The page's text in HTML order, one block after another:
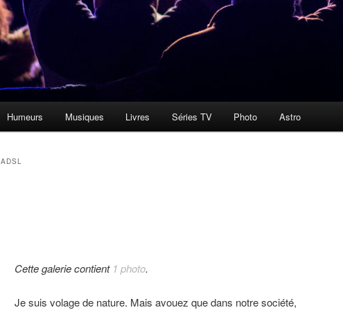
Humeurs Musiques Livres Séries TV Photo Astro
ADSL
Cette galerie contient 1 photo.
Je suis volage de nature. Mais avouez que dans notre société,